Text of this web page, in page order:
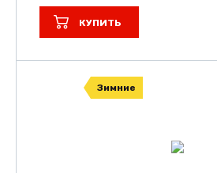
КУПИТЬ
Зимние